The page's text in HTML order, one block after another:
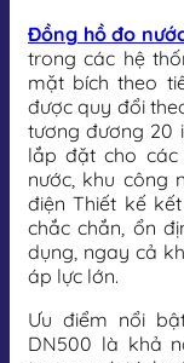
Đồng hồ đo
trong các hệ
mặt bích theo
được quy đổi
tương đương 20
lắp đặt cho
nước, khu công
điện Thiết kế
chắc chắn, ổn
dụng, ngay cả
áp lực lớn.
Ưu điểm nổi
DN500 là khả